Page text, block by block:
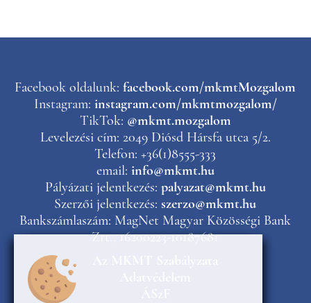
Facebook oldalunk:facebook.com/mkmtMozgalom
Instagram: instagram.com/mkmtmozgalom/
TikTok: @mkmt.mozgalom
Levelezési cím: 2049 Diósd Hársfa utca 5/2.
Telefon: +36(1)8555-333
email: info@mkmt.hu
Pályázati jelentkezés: palyazat@mkmt.hu
Szerzői jelentkezés:szerzo@mkmt.hu
Bankszámlaszám: MagNet Magyar Közösségi Bank
Zrt., 16200223-10187681